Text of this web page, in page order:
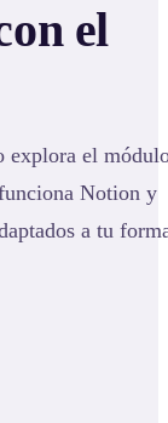
el
explora el
Notion y
a tu